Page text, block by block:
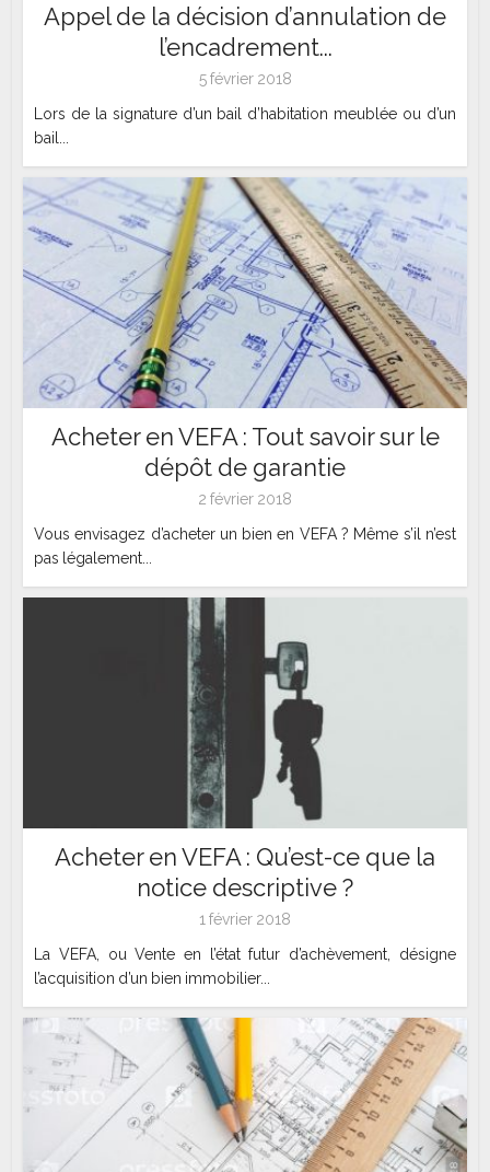
Appel de la décision d’annulation de
l’encadrement...
5 février 2018
Lors de la signature d’un bail d’habitation meublée ou d’un
bail...
Acheter en VEFA : Tout savoir sur le
dépôt de garantie
2 février 2018
Vous envisagez d’acheter un bien en VEFA ? Même s’il n’est
pas légalement...
Acheter en VEFA : Qu’est-ce que la
notice descriptive ?
1 février 2018
La VEFA, ou Vente en l’état futur d’achèvement, désigne
l’acquisition d’un bien immobilier...